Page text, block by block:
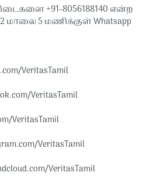
+91-8056188140 என்ற
மாலை 5 மணிக்குள் Whatsapp
VeritasTamil​​
VeritasTamil​​
VeritasTamil​​
VeritasTamil​​
VeritasTamil​​